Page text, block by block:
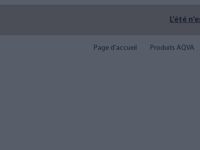
L’été
Page d'accueil Produits AQVA